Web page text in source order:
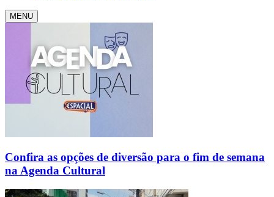
MENU
Confira as opções de diversão para o fim de semana
na Agenda Cultural